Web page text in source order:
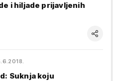
i hiljade prijavljenih
Suknja koju